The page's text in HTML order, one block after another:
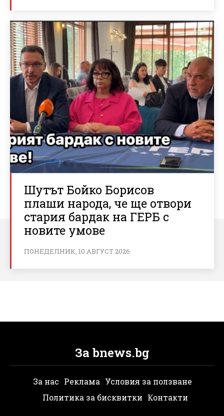
Шутът Бойко Борисов
плаши народа, че ще отвори
стария бардак на ГЕРБ с
новите умове
ПОНЕДЕЛНИК, 10 АВГУСТ 2026
За bnews.bg
За нас Реклама Условия за ползване
Политика за бисквитки Контакти